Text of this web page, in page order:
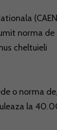
norma de
cheltuieli
o norma
la